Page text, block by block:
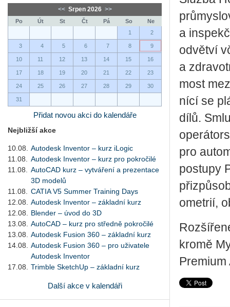
<< Srpen 2026 >>
Po Út St Čt Pá So
Ne
1
2
3 4 5 6 7 8 9
10 11 12 13 14 15 16
17 18 19 20 21 22 23
24 25 26 27 28 29 30
31
Přidat novou akci do kalendáře
Nejbližší akce
10.08.
Autodesk Inventor – kurz iLogic
11.08.
Autodesk Inventor – kurz pro pokročilé
11.08.
AutoCAD kurz – vytváření a prezentace
3D modelů
11.08.
CATIA V5 Summer Training Days
12.08.
Autodesk Inventor – základní kurz
12.08.
Blender – úvod do 3D
13.08.
AutoCAD – kurz pro středně pokročilé
13.08.
Autodesk Fusion 360 – základní kurz
14.08.
Autodesk Fusion 360 – pro uživatele
Autodesk Inventor
17.08.
Trimble SketchUp – základní kurz
Další akce v kalendáři
a
od­vět­ví
a
most
ní­cí se
dílů.
pro
po­stu­py
o­me­t­rií,
kromě